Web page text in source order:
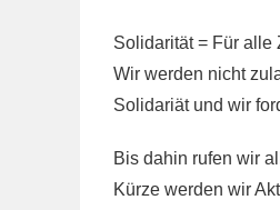
Solidarität = Für alle
Wir werden nicht
Solidariät und wir
Bis dahin rufen wir
Kürze werden wir